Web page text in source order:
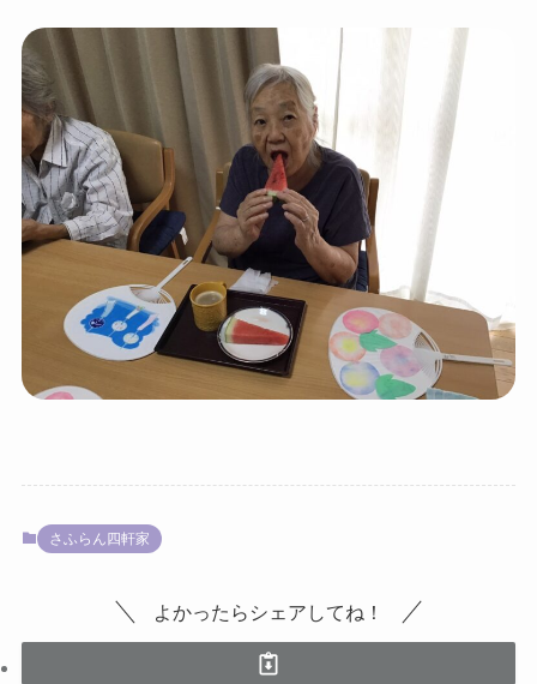
さふらん四軒家
よかったらシェアしてね！